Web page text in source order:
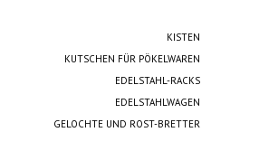
KISTEN
KUTSCHEN FÜR PÖKELWAREN
EDELSTAHL-RACKS
EDELSTAHLWAGEN
GELOCHTE UND ROST-BRETTER